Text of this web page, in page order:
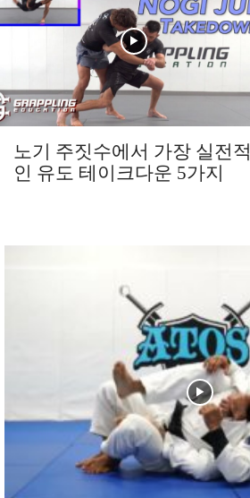
노기 주짓수에서 가장 실전적
인 유도 테이크다운 5가지